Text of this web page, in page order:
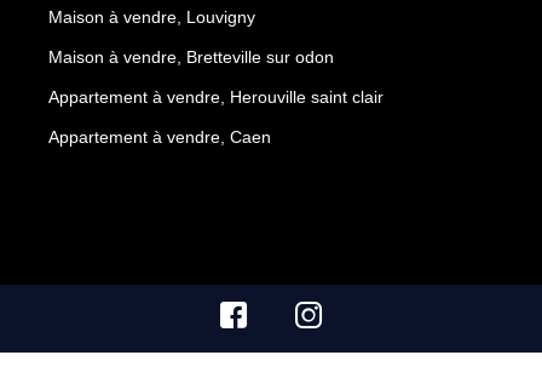
Maison à vendre, Louvigny
Maison à vendre, Bretteville sur odon
Appartement à vendre, Herouville saint clair
Appartement à vendre, Caen